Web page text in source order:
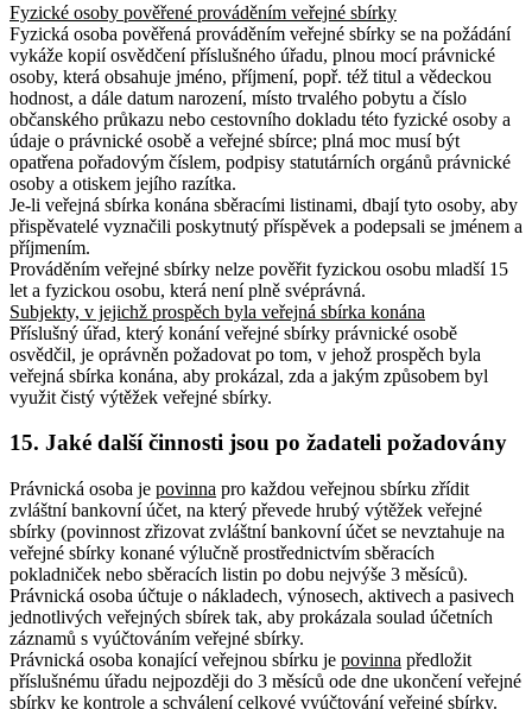
Fyzické osoby pověřené prováděním veřejné sbírky
Fyzická osoba pověřená prováděním veřejné sbírky se na požádání
vykáže kopií osvědčení příslušného úřadu, plnou mocí právnické
osoby, která obsahuje jméno, příjmení, popř. též titul a vědeckou
hodnost, a dále datum narození, místo trvalého pobytu a číslo
občanského průkazu nebo cestovního dokladu této fyzické osoby a
údaje o právnické osobě a veřejné sbírce; plná moc musí být
opatřena pořadovým číslem, podpisy statutárních orgánů právnické
osoby a otiskem jejího razítka.
Je-li veřejná sbírka konána sběracími listinami, dbají tyto osoby, aby
přispěvatelé vyznačili poskytnutý příspěvek a podepsali se jménem a
příjmením.
Prováděním veřejné sbírky nelze pověřit fyzickou osobu mladší 15
let a fyzickou osobu, která není plně svéprávná.
Subjekty, v jejichž prospěch byla veřejná sbírka konána
Příslušný úřad, který konání veřejné sbírky právnické osobě
osvědčil, je oprávněn požadovat po tom, v jehož prospěch byla
veřejná sbírka konána, aby prokázal, zda a jakým způsobem byl
využit čistý výtěžek veřejné sbírky.
15. Jaké další činnosti jsou po žadateli požadovány
Právnická osoba je povinna pro každou veřejnou sbírku zřídit
zvláštní bankovní účet, na který převede hrubý výtěžek veřejné
sbírky (povinnost zřizovat zvláštní bankovní účet se nevztahuje na
veřejné sbírky konané výlučně prostřednictvím sběracích
pokladniček nebo sběracích listin po dobu nejvýše 3 měsíců).
Právnická osoba účtuje o nákladech, výnosech, aktivech a pasivech
jednotlivých veřejných sbírek tak, aby prokázala soulad účetních
záznamů s vyúčtováním veřejné sbírky.
Právnická osoba konající veřejnou sbírku je povinna předložit
příslušnému úřadu nejpozději do 3 měsíců ode dne ukončení veřejné
sbírky ke kontrole a schválení celkové vyúčtování veřejné sbírky.